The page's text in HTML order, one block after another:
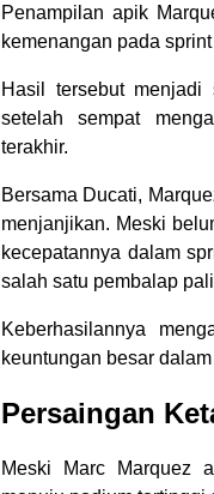
Penampilan apik
kemenangan pada
Hasil tersebut menjadi
setelah sempat
terakhir.
Bersama Ducati,
menjanjikan. Meski
kecepatannya dalam
salah satu pembalap
Keberhasilannya
keuntungan besar
Persaingan
Meski Marc Marquez